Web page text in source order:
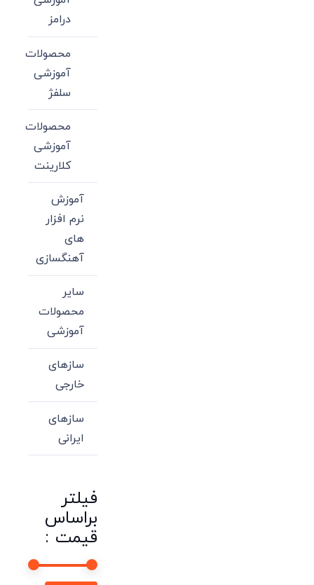
درامز
محصولات
آموزشی
سلفژ
محصولات
آموزشی
کلارینت
آموزش
نرم افزار
های
آهنگسازی
سایر
محصولات
آموزشی
سازهای
خارجی
سازهای
ایرانی
فیلتر
براساس
قیمت :